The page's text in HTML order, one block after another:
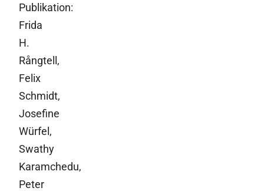
Publikation:
Frida
H.
Rångtell,
Felix
Schmidt,
Josefine
Würfel,
Swathy
Karamchedu,
Peter